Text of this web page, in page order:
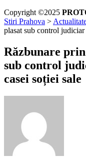
Copyright ©2025
Stiri Prahova >
plasat sub control
Răzbunare
sub control
casei soției sale